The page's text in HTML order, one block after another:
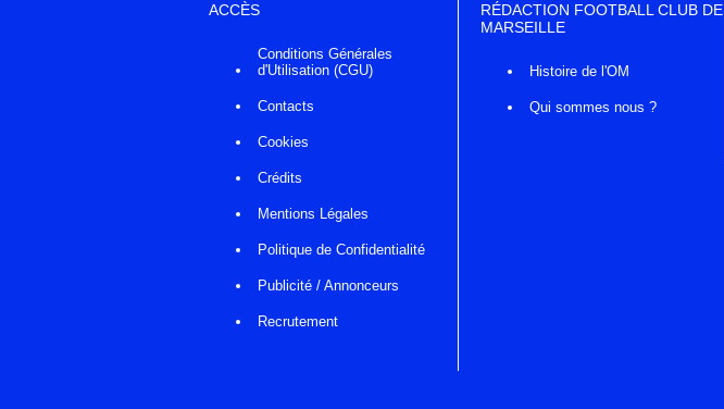
ACCÈS
Conditions Générales
d'Utilisation (CGU)
Contacts
Cookies
Crédits
Mentions Légales
Politique de Confidentialité
Publicité / Annonceurs
Recrutement
RÉDACTION FOOTBALL CLUB DE
MARSEILLE
Histoire de l'OM
Qui sommes nous ?